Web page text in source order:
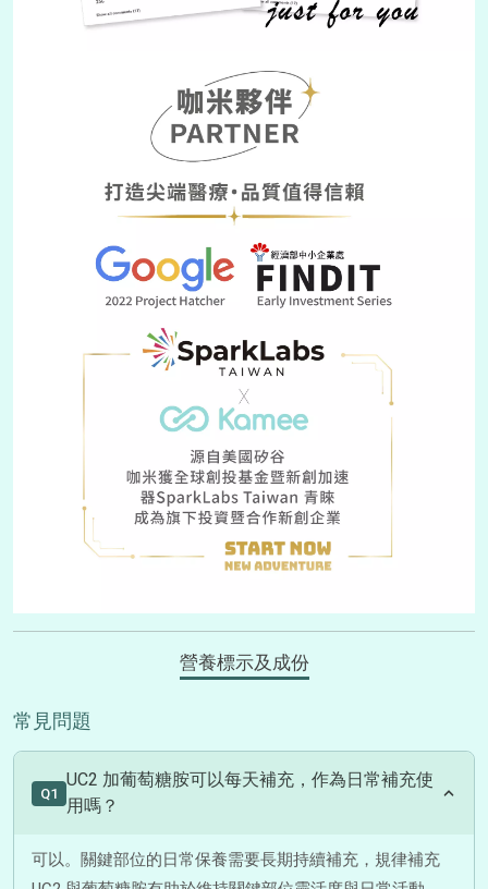
營養標示及成份
常見問題
Q1
UC2 加葡萄糖胺可以每天補充，作為日常補充使
用嗎？
可以。關鍵部位的日常保養需要長期持續補充，規律補充